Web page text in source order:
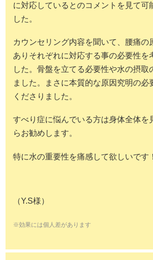
に対応しているとのコメントを見て可
した。
カウンセリング内容を聞いて、腰痛の
ありそれぞれに対応する事の必要性を
した。骨盤を立てる必要性や水の摂取
ました。まさに本質的な原因究明の必
くださりました。
すべり症に悩んでいる方は身体全体を
らお勧めします。
特に水の重要性を痛感して欲しいです！
（Y.S様）
※効果には個人差があります